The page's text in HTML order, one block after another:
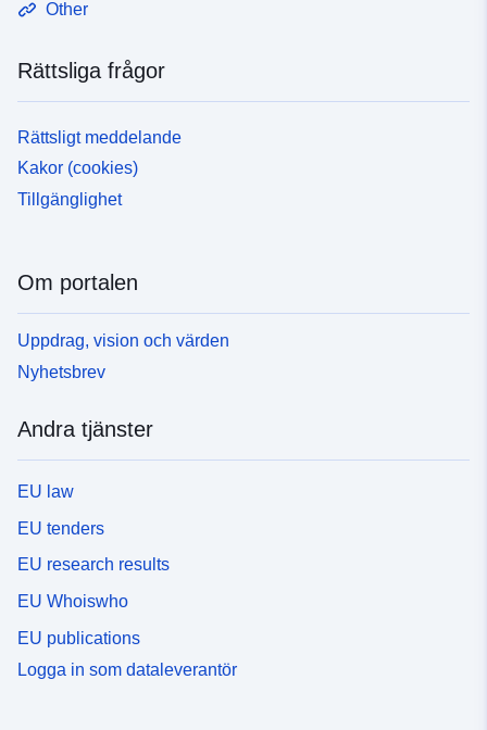
Other
Rättsliga frågor
Rättsligt meddelande
Kakor (cookies)
Tillgänglighet
Om portalen
Uppdrag, vision och värden
Nyhetsbrev
Andra tjänster
EU law
EU tenders
EU research results
EU Whoiswho
EU publications
Logga in som dataleverantör